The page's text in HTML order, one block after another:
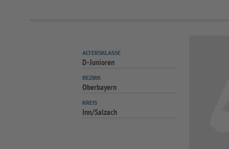
ALTERSKLASSE
D-Junioren
BEZIRK
Oberbayern
KREIS
Inn/Salzach